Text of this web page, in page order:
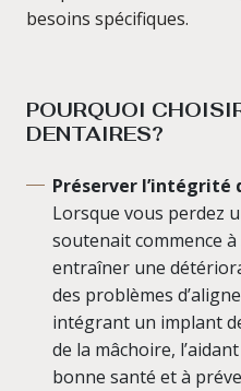
besoins spécifiques.
POURQUOI
DENTAIRES?
Préserver l’intégrité
Lorsque vous perdez
soutenait commence
entraîner une
des problèmes
intégrant un implant
de la mâchoire,
bonne santé et à